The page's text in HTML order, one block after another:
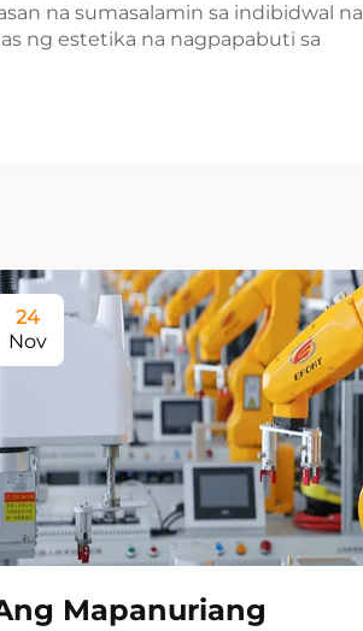
na sumasalamin sa indibidwal na
ng estetika na nagpapabuti sa
24
Nov
Mapanuriang